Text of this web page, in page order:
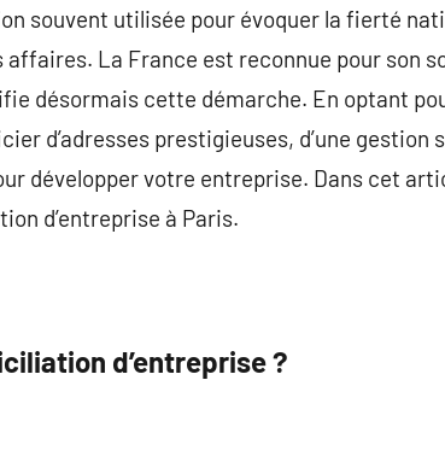
souvent utilisée pour évoquer la fierté
affaires. La France est reconnue pour son
désormais cette démarche. En optant
d’adresses prestigieuses, d’une gestion
développer votre entreprise. Dans cet
d’entreprise à Paris.
d’entreprise ?